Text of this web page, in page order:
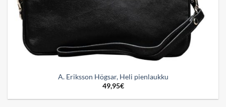
A. Eriksson Högsar, Heli pienlaukku
49,95€